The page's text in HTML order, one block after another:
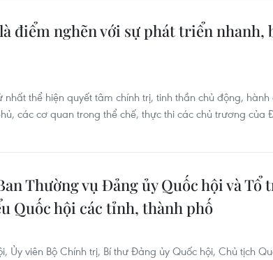
điểm nghẽn với sự phát triển nhanh,
nhất thể hiện quyết tâm chính trị, tinh thần chủ động,
các cơ quan trong thể chế, thực thi các chủ trương của
Thường vụ Đảng ủy Quốc hội và Tổ
Quốc hội các tỉnh, thành phố
viên Bộ Chính trị, Bí thư Đảng ủy Quốc hội, Chủ tịch